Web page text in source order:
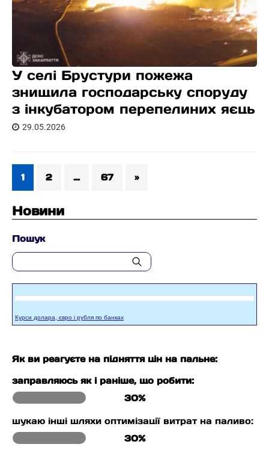
У селі Брустури пожежа
знищила господарську споруду
з інкубатором перепелиних яєць
29.05.2026
1 2 … 67 »
Новини
Пошук
Курси долара, євро і рубля по банках
Як ви реагуєте на підняття цін на пальне:
заправляюсь як і раніше, що робити:
30%
шукаю інші шляхи оптимізації витрат на паливо:
30%